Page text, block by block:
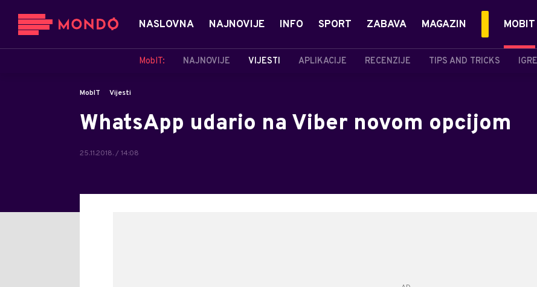
NASLOVNA NAJNOVIJE INFO SPORT ZABAVA MAGAZIN MOBIT
MobIT: NAJNOVIJE VIJESTI APLIKACIJE RECENZIJE TIPS AND TRICKS IGRE
MobIT Vijesti
WhatsApp udario na Viber novom opcijom
25.11.2018. / 14:08